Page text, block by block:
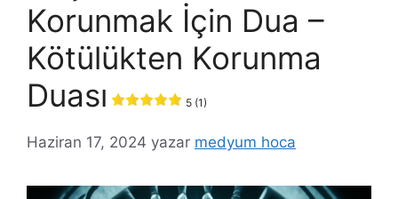
Korunmak İçin Dua –
Kötülükten Korunma
Duası
5 (1)
Haziran 17, 2024 yazar medyum hoca